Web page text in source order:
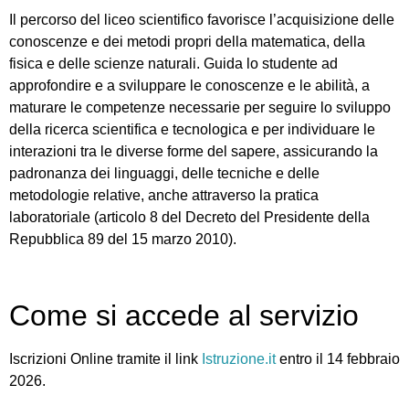
Il percorso del liceo scientifico favorisce l’acquisizione delle
conoscenze e dei metodi propri della matematica, della
fisica e delle scienze naturali. Guida lo studente ad
approfondire e a sviluppare le conoscenze e le abilità, a
maturare le competenze necessarie per seguire lo sviluppo
della ricerca scientifica e tecnologica e per individuare le
interazioni tra le diverse forme del sapere, assicurando la
padronanza dei linguaggi, delle tecniche e delle
metodologie relative, anche attraverso la pratica
laboratoriale (articolo 8 del Decreto del Presidente della
Repubblica 89 del 15 marzo 2010).
Come si accede al servizio
Iscrizioni Online tramite il link Istruzione.itentro il 14 febbraio
2026.